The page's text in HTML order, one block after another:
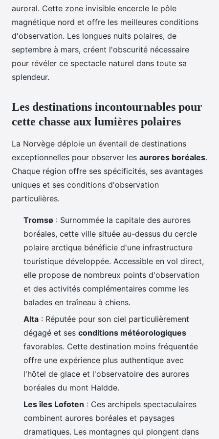
auroral. Cette zone invisible encercle le pôle
magnétique nord et offre les meilleures conditions
d'observation. Les longues nuits polaires, de
septembre à mars, créent l'obscurité nécessaire
pour révéler ce spectacle naturel dans toute sa
splendeur.
Les destinations incontournables pour
cette chasse aux lumières polaires
La Norvège déploie un éventail de destinations
exceptionnelles pour observer les aurores boréales.
Chaque région offre ses spécificités, ses avantages
uniques et ses conditions d'observation
particulières.
Tromsø : Surnommée la capitale des aurores
boréales, cette ville située au-dessus du cercle
polaire arctique bénéficie d'une infrastructure
touristique développée. Accessible en vol direct,
elle propose de nombreux points d'observation
et des activités complémentaires comme les
balades en traîneau à chiens.
Alta : Réputée pour son ciel particulièrement
dégagé et ses conditions météorologiques
favorables. Cette destination moins fréquentée
offre une expérience plus authentique avec
l'hôtel de glace et l'observatoire des aurores
boréales du mont Haldde.
Les îles Lofoten : Ces archipels spectaculaires
combinent aurores boréales et paysages
dramatiques. Les montagnes qui plongent dans